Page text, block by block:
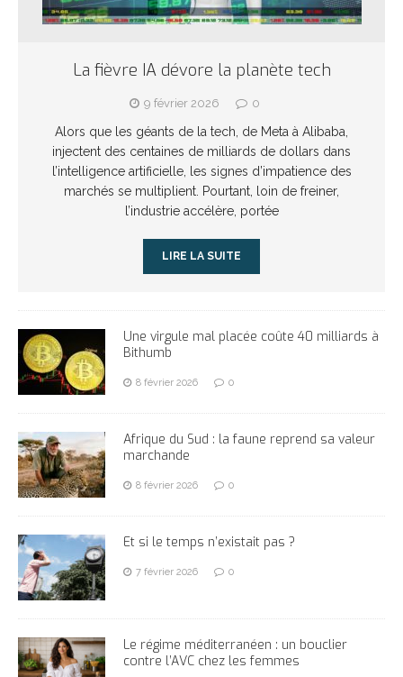
La fièvre IA dévore la planète tech
9 février 2026 0
Alors que les géants de la tech, de Meta à Alibaba,
injectent des centaines de milliards de dollars dans
l’intelligence artificielle, les signes d’impatience des
marchés se multiplient. Pourtant, loin de freiner,
l’industrie accélère, portée
LIRE LA SUITE
Une virgule mal placée coûte 40 milliards à
Bithumb
8 février 2026 0
Afrique du Sud : la faune reprend sa valeur
marchande
8 février 2026 0
Et si le temps n’existait pas ?
7 février 2026 0
Le régime méditerranéen : un bouclier
contre l’AVC chez les femmes